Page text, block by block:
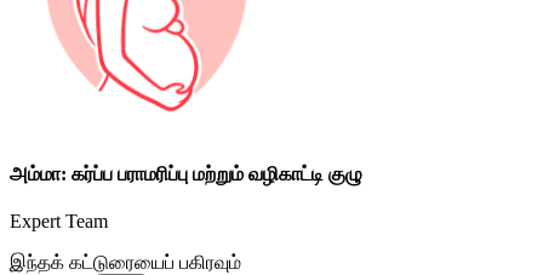
அம்மா: கர்ப்ப பராமரிப்பு மற்றும் வழிகாட்டி குழு
Expert Team
இந்தக் கட்டுரையைப் பகிரவும்